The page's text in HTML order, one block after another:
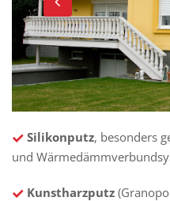
Silikonputz, besonders
und
Kunstharzputz